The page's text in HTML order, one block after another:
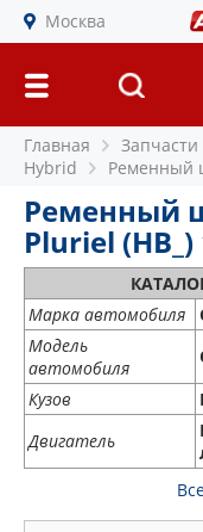
Москва
Главная Запчасти
Hybrid
Ременный
Ременный
Pluriel
Марка автомобиля
Модель
автомобиля
Кузов
Двигатель